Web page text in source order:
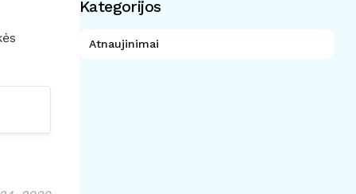
Kategorijos
Atnaujinimai